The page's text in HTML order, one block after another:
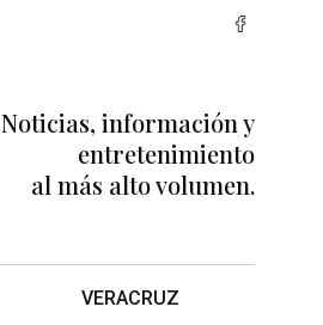
Noticias, información y
entretenimiento
al más alto volumen.
VERACRUZ